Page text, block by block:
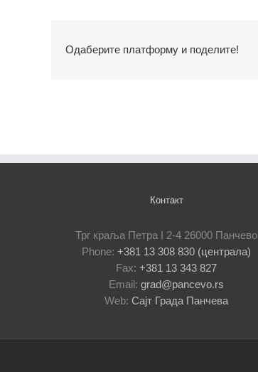
Одаберите платформу и поделите!
Контакт
Трг краља Петра I 2-4 26000 Панчево
Phone: +381 13 308 830 (централа)
Fax: +381 13 343 827
Email: grad@pancevo.rs
Web: Сајт Града Панчева